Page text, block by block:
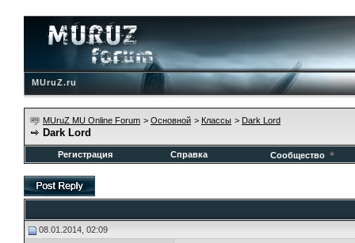
MUruZ.ru
MUruZ MU Online Forum > Основной > Классы > Dark Lord
Dark Lord
Регистрация Справка Сообщество
08.01.2014, 02:09